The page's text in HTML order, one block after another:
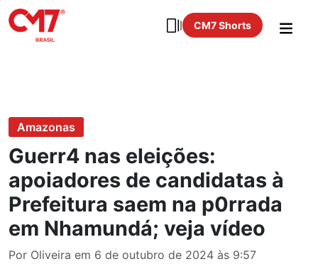
CM7 Shorts
Amazonas
Guerr4 nas eleições:
apoiadores de candidatas à
Prefeitura saem na p0rrada
em Nhamundá; veja vídeo
Por Oliveira em 6 de outubro de 2024 às 9:57